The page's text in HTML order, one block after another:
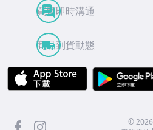
買賣即時溝通
商品到貨動態
APP Store
facebook ©2026